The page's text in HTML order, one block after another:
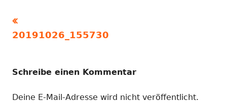
Beitragsnavigation
Beitrag:
20191026_155730
Schreibe einen Kommentar
Deine E-Mail-Adresse wird nicht veröffentlicht.